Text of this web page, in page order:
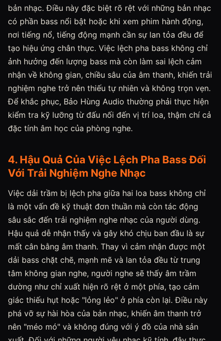
bản nhạc. Điều này đặc biệt rõ rệt với những bản nhạc
có phần bass nổi bật hoặc khi xem phim hành động,
nơi tiếng nổ, tiếng động mạnh cần sự lan tỏa đều để
tạo hiệu ứng chân thực. Việc lệch pha bass không chỉ
ảnh hưởng đến lượng bass mà còn làm sai lệch cảm
nhận về không gian, chiều sâu của âm thanh, khiến trải
nghiệm nghe trở nên thiếu tự nhiên và không trọn vẹn.
Để khắc phục, Bảo Hùng Audio thường phải thực hiện
kiểm tra kỹ lưỡng từ đấu nối đến vị trí loa, thậm chí cả
đặc tính âm học của phòng nghe.
4. Hậu Quả Của Việc Lệch Pha Bass Đối
Với Trải Nghiệm Nghe Nhạc
Việc dải trầm bị lệch pha giữa hai loa bass không chỉ
là một vấn đề kỹ thuật đơn thuần mà còn tác động
sâu sắc đến trải nghiệm nghe nhạc của người dùng.
Hậu quả dễ nhận thấy và gây khó chịu ban đầu là sự
mất cân bằng âm thanh. Thay vì cảm nhận được một
dải bass chặt chẽ, mạnh mẽ và lan tỏa đều từ trung
tâm không gian nghe, người nghe sẽ thấy âm trầm
dường như chỉ xuất hiện rõ rệt ở một phía, tạo cảm
giác thiếu hụt hoặc "lỏng lẻo" ở phía còn lại. Điều này
phá vỡ sự hài hòa của bản nhạc, khiến âm thanh trở
nên "méo mó" và không đúng với ý đồ của nhà sản